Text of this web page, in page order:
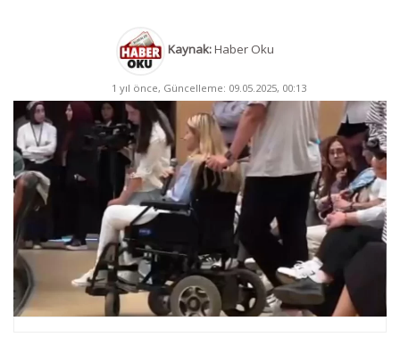
Kaynak:Haber Oku
1 yıl önce, Güncelleme: 09.05.2025, 00:13